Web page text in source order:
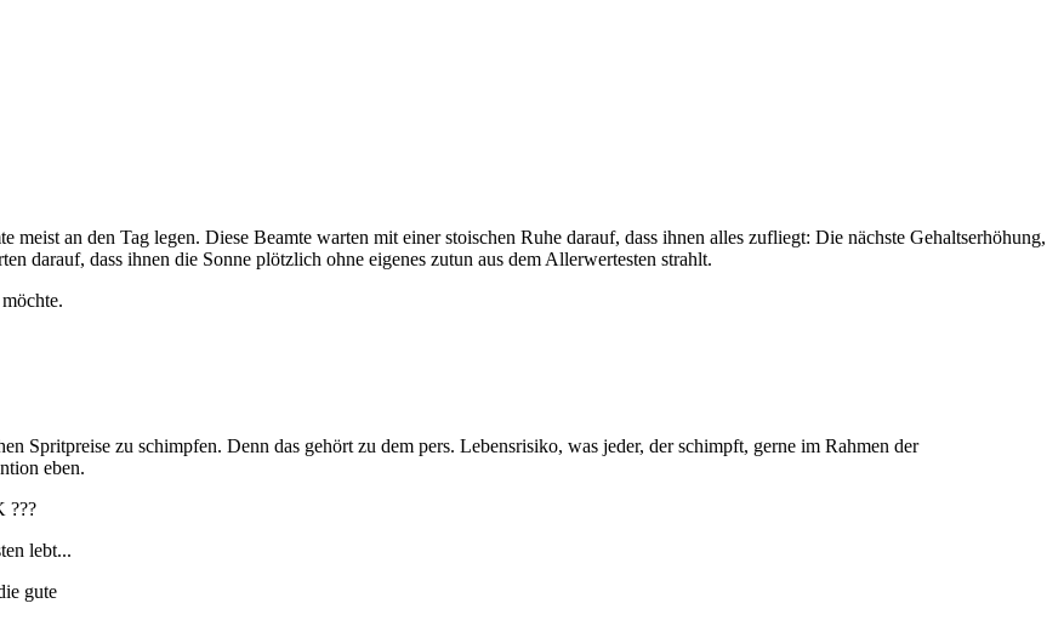
meist an den Tag legen. Diese Beamte warten mit einer stoischen Ruhe darauf, dass ihnen alles zufliegt: Die nächste Gehaltserhöhung,
darauf, dass ihnen die Sonne plötzlich ohne eigenes zutun aus dem Allerwertesten strahlt.
Spritpreise zu schimpfen. Denn das gehört zu dem pers. Lebensrisiko, was jeder, der schimpft, gerne im Rahmen der
eben.
???
lebt...
gute